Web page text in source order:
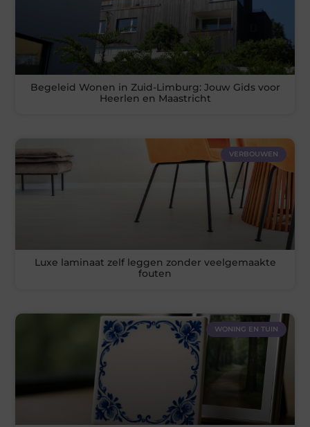
Begeleid Wonen in Zuid-Limburg: Jouw Gids voor
Heerlen en Maastricht
VERBOUWEN
Luxe laminaat zelf leggen zonder veelgemaakte
fouten
WONING EN TUIN